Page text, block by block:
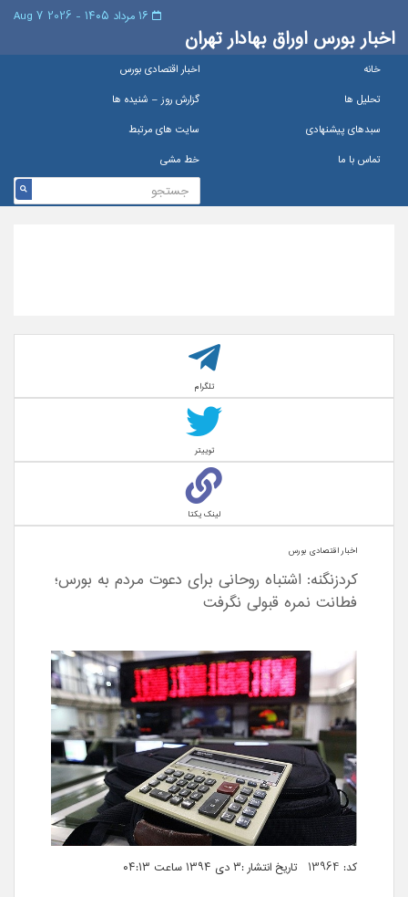
اخبار بورس اوراق بهادار تهران
خانه
اخبار اقتصادی بورس
تحلیل ها
گزارش روز – شنيده ها
سبدهای پیشنهادی
سایت های مرتبط
تماس با ما
خط مشی
تلگرام
توییتر
لینک یکتا
اخبار اقتصادی بورس
کرد‌زنگنه: اشتباه روحانی برای دعوت مردم به بورس؛
فطانت نمره قبولی نگرفت
کد: 13964 تاریخ انتشار :۳ دی ۱۳۹۴ ساعت ۰۴:۱۳